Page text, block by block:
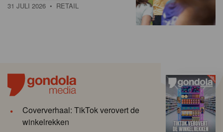
31 JULI 2026 • RETAIL
Coververhaal: TikTok verovert de
winkelrekken